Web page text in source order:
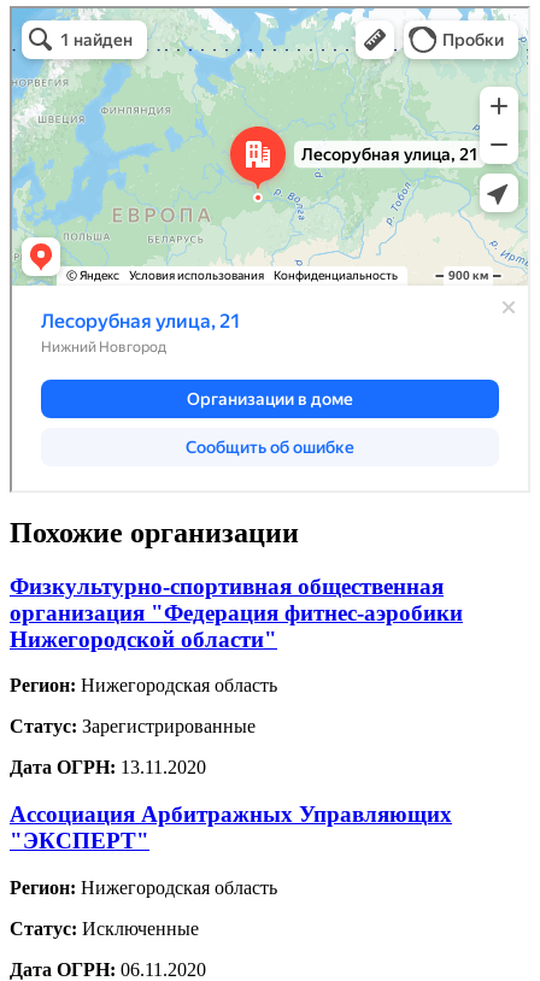
Похожие организации
Физкультурно-спортивная общественная
организация "Федерация фитнес-аэробики
Нижегородской области"
Регион: Нижегородская область
Статус: Зарегистрированные
Дата ОГРН: 13.11.2020
Ассоциация Арбитражных Управляющих
"ЭКСПЕРТ"
Регион: Нижегородская область
Статус: Исключенные
Дата ОГРН: 06.11.2020